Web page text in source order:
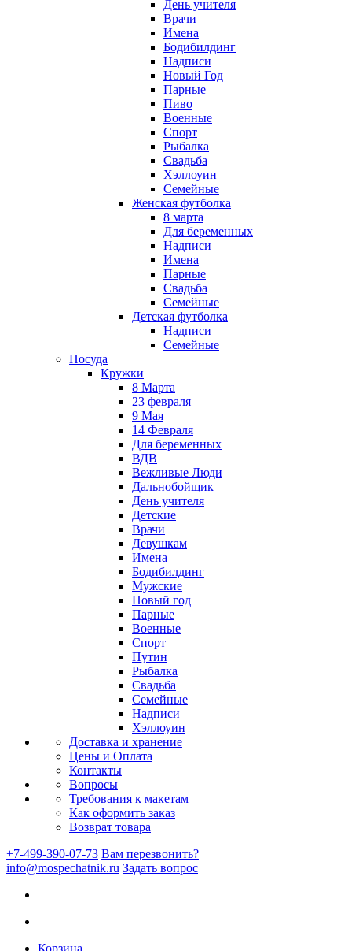
День учителя
Врачи
Имена
Бодибилдинг
Надписи
Новый Год
Парные
Пиво
Военные
Спорт
Рыбалка
Свадьба
Хэллоуин
Семейные
Женская футболка
8 марта
Для беременных
Надписи
Имена
Парные
Свадьба
Семейные
Детская футболка
Надписи
Семейные
Посуда
Кружки
8 Марта
23 февраля
9 Мая
14 Февраля
Для беременных
ВДВ
Вежливые Люди
Дальнобойщик
День учителя
Детские
Врачи
Девушкам
Имена
Бодибилдинг
Мужские
Новый год
Парные
Военные
Спорт
Путин
Рыбалка
Свадьба
Семейные
Надписи
Хэллоуин
Доставка и хранение
Цены и Оплата
Контакты
Вопросы
Требования к макетам
Как оформить заказ
Возврат товара
+7-499-390-07-73 Вам перезвонить?
info@mospechatnik.ru Задать вопрос
Корзина